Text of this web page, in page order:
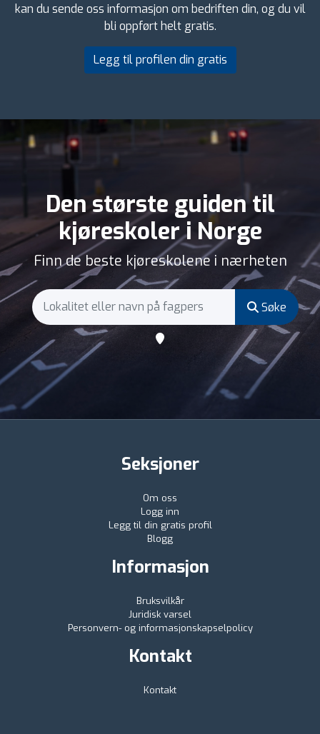
kan du sende oss informasjon om bedriften din, og du vil
bli oppført helt gratis.
Legg til profilen din gratis
Den største guiden til
kjøreskoler i Norge
Finn de beste kjøreskolene i nærheten
Søke
Seksjoner
Om oss
Logg inn
Legg til din gratis profil
Blogg
Informasjon
Bruksvilkår
Juridisk varsel
Personvern- og informasjonskapselpolicy
Kontakt
Kontakt